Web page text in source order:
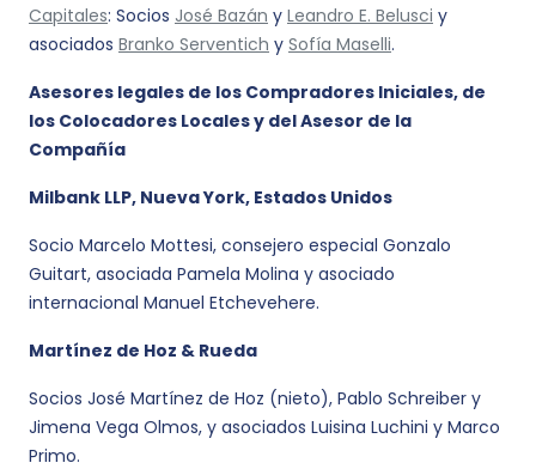
Capitales: Socios José Bazán y Leandro E. Belusci y
asociados Branko Serventich y Sofía Maselli.
Asesores legales de los Compradores Iniciales, de
los Colocadores Locales y del Asesor de la
Compañía
Milbank LLP, Nueva York, Estados Unidos
Socio Marcelo Mottesi, consejero especial Gonzalo
Guitart, asociada Pamela Molina y asociado
internacional Manuel Etchevehere.
Martínez de Hoz & Rueda
Socios José Martínez de Hoz (nieto), Pablo Schreiber y
Jimena Vega Olmos, y asociados Luisina Luchini y Marco
Primo.